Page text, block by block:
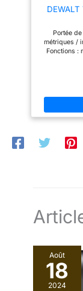
Portée
métriques /
Fonctions :
volumes et
avec
Août
18
2024